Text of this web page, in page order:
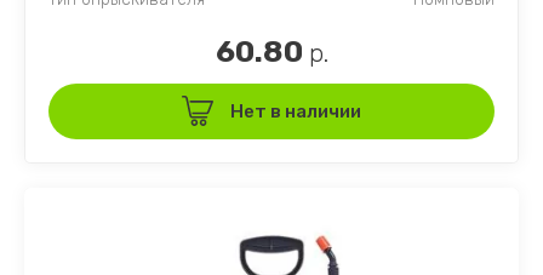
60.80 р.
Нет в наличии